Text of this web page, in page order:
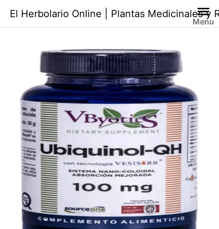
contenido
El Herbolario Online | Plantas Medicinales y
Menu